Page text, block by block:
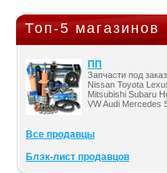
Топ-5 магазинов
ПП
Запчасти под
Nissan Toyota
Mitsubishi Subaru
VW Audi Mercedes
Все продавцы
Блэк-лист продавцов